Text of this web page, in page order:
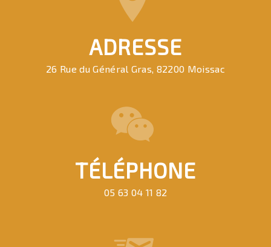
ADRESSE
26 Rue du Général Gras, 82200 Moissac
TÉLÉPHONE
05 63 04 11 82